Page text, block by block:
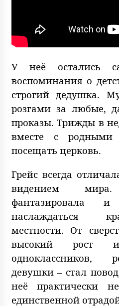
У неё остались
воспоминания о
строгий дедушка.
розгами за любые,
проказы. Трижды в
вместе с
посещать церковь.
Грейс всегда
видением
фантазировала
наслаждаться
местности. От
высокий рост
одноклассников,
девушки – стал
неё практически
единственной